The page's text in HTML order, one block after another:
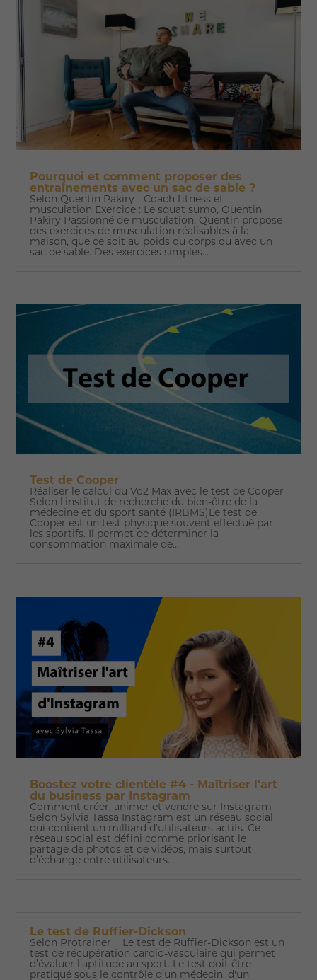
Pourquoi et comment proposer des
entraînements avec un sac de sable ?
Selon Quentin Pakiry - Coach fitness et
musculation Exercice : Le squat sumo, Quentin
Pakiry Passionné de musculation, Quentin propose
des exercices de musculation réalisables à la
maison, que ce soit au poids du corps ou avec un
sac de sable. Des exercices simples...
Test de Cooper
Réaliser le calcul du Vo2 Max avec le test de Cooper
Selon l'institut de recherche du bien-être de la
médecine et du sport santé (IRBMS)Le test de
Cooper est un test physique souvent effectué par
les sportifs. Il permet de déterminer la
consommation maximale de...
Boostez votre clientèle #4 - Maîtriser l'art
du business par Instagram
Comment créer, animer et vendre sur Instagram
Selon Sylvia Tassa Instagram est un réseau social
qui contient un milliard d’utilisateurs actifs. Ce
réseau social est défini comme priorisant le
partage de photos et de vidéos, mais surtout
d’échange entre utilisateurs....
Le test de Ruffier-Dickson
Selon Protrainer Le test de Ruffier-Dickson est un
test de récupération cardio-vasculaire qui permet
d’évaluer l’aptitude au sport. Le test doit être
pratiqué sous le contrôle d’un médecin, d'un